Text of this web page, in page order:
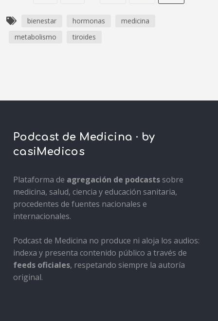
bienestar hormonas
medicina
metabolismo
tiroides
Podcast de Medicina · by
casiMedicos
Plataforma de agregación de podcastssobre
medicina, salud, ciencia y educación sanitaria,
procedentes de fuentes nacionales e
internacionales.
Podcast de Medicina no produce ni aloja los audios:
indexa y presenta contenido público a través de
feeds oficiales, respetando siempre la autoría
original.